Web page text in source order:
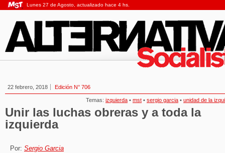
Lunes 27 de Agosto, actualizado hace 4 hs.
22 febrero, 2018 Edición N° 706
Temas: izquierda • mst • sergio garcia • unidad de la
Unir las luchas obreras y a toda la
izquierda
Por: Sergio Garcia